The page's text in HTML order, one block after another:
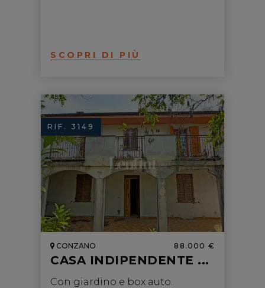
SCOPRI DI PIÙ
RIF. 3149
CONZANO 88.000 €
CASA INDIPENDENTE ...
Con giardino e box auto.